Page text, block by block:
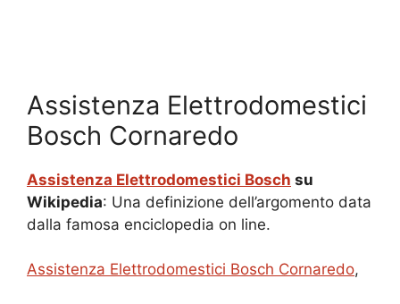
Assistenza Elettrodomestici
Bosch Cornaredo
Assistenza Elettrodomestici Bosch su
Wikipedia: Una definizione dell’argomento data
dalla famosa enciclopedia on line.
Assistenza Elettrodomestici Bosch Cornaredo,